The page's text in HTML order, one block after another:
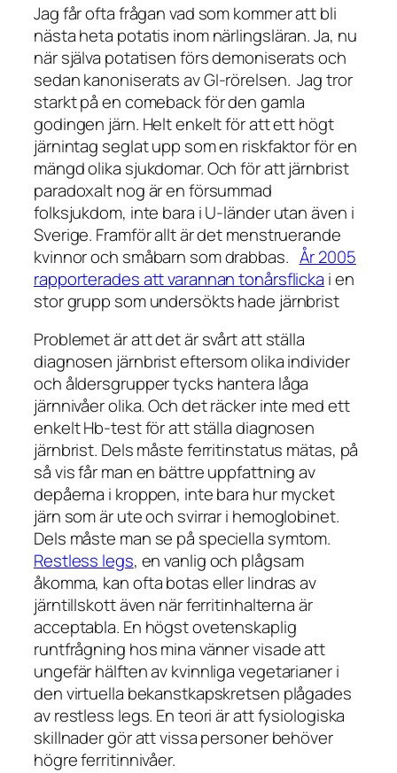
Jag får ofta frågan vad som kommer att bli
nästa heta potatis inom närlingsläran. Ja, nu
när själva potatisen förs demoniserats och
sedan kanoniserats av GI-rörelsen. Jag tror
starkt på en comeback för den gamla
godingen järn. Helt enkelt för att ett högt
järnintag seglat upp som en riskfaktor för en
mängd olika sjukdomar. Och för att järnbrist
paradoxalt nog är en försummad
folksjukdom, inte bara i U-länder utan även i
Sverige. Framför allt är det menstruerande
kvinnor och småbarn som drabbas. År 2005
rapporterades att varannan tonårsflicka i en
stor grupp som undersökts hade järnbrist
Problemet är att det är svårt att ställa
diagnosen järnbrist eftersom olika individer
och åldersgrupper tycks hantera låga
järnnivåer olika. Och det räcker inte med ett
enkelt Hb-test för att ställa diagnosen
järnbrist. Dels måste ferritinstatus mätas, på
så vis får man en bättre uppfattning av
depåerna i kroppen, inte bara hur mycket
järn som är ute och svirrar i hemoglobinet.
Dels måste man se på speciella symtom.
Restless legs, en vanlig och plågsam
åkomma, kan ofta botas eller lindras av
järntillskott även när ferritinhalterna är
acceptabla. En högst ovetenskaplig
runtfrågning hos mina vänner visade att
ungefär hälften av kvinnliga vegetarianer i
den virtuella bekanstkapskretsen plågades
av restless legs. En teori är att fysiologiska
skillnader gör att vissa personer behöver
högre ferritinnivåer.